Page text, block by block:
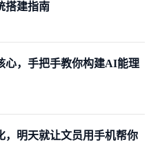
搭建指南
心，手把手教你构建AI能理
，明天就让文员用手机帮你